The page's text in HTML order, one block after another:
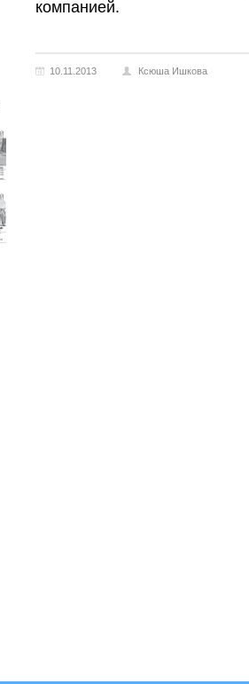
компанией.
10.11.2013 Ксюша Ишкова